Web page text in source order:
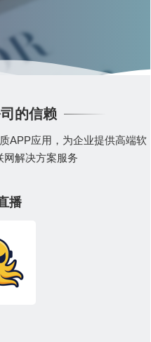
的信赖
APP应用，为企业提供高端软
网解决方案服务
播